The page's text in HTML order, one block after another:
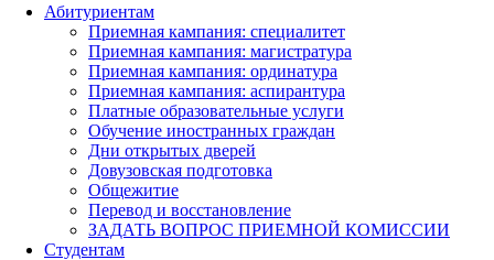
Абитуриентам
Приемная кампания: специалитет
Приемная кампания: магистратура
Приемная кампания: ординатура
Приемная кампания: аспирантура
Платные образовательные услуги
Обучение иностранных граждан
Дни открытых дверей
Довузовская подготовка
Общежитие
Перевод и восстановление
ЗАДАТЬ ВОПРОС ПРИЕМНОЙ КОМИССИИ
Студентам